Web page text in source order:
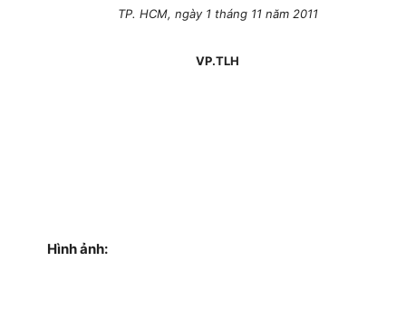
TP. HCM, ngày 1 tháng 11 năm 2011
VP.TLH
Hình ảnh: